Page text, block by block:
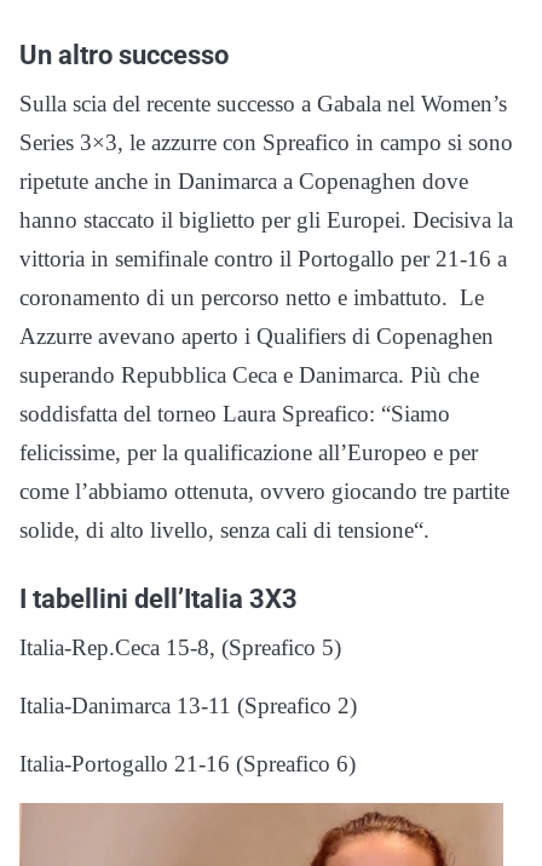
Un altro successo
Sulla scia del recente successo a Gabala nel Women’s
Series 3×3, le azzurre con Spreafico in campo si sono
ripetute anche in Danimarca a Copenaghen dove
hanno staccato il biglietto per gli Europei. Decisiva la
vittoria in semifinale contro il Portogallo per 21-16 a
coronamento di un percorso netto e imbattuto. Le
Azzurre avevano aperto i Qualifiers di Copenaghen
superando Repubblica Ceca e Danimarca. Più che
soddisfatta del torneo Laura Spreafico: “Siamo
felicissime, per la qualificazione all’Europeo e per
come l’abbiamo ottenuta, ovvero giocando tre partite
solide, di alto livello, senza cali di tensione“.
I tabellini dell’Italia 3X3
Italia-Rep.Ceca 15-8, (Spreafico 5)
Italia-Danimarca 13-11 (Spreafico 2)
Italia-Portogallo 21-16 (Spreafico 6)